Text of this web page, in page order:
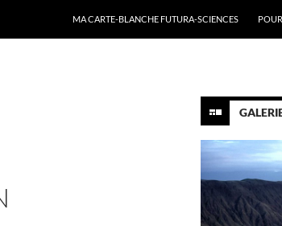
MA CARTE-BLANCHE FUTURA-SCIENCES